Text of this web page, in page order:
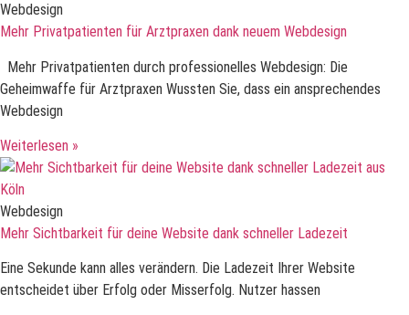
Webdesign
Mehr Privatpatienten für Arztpraxen dank neuem Webdesign
Mehr Privatpatienten durch professionelles Webdesign: Die
Geheimwaffe für Arztpraxen Wussten Sie, dass ein ansprechendes
Webdesign
Weiterlesen »
Webdesign
Mehr Sichtbarkeit für deine Website dank schneller Ladezeit
Eine Sekunde kann alles verändern. Die Ladezeit Ihrer Website
entscheidet über Erfolg oder Misserfolg. Nutzer hassen